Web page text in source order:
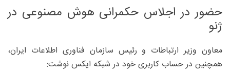
حضور در اجلاس حکمرانی هوش مصنوعی در
ژنو
معاون وزیر ارتباطات و رئیس سازمان فناوری اطلاعات ایران،
همچنین در حساب کاربری خود در شبکه ایکس نوشت: